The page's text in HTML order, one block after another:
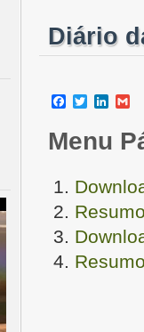
Diário
Facebook
Twitter
Menu